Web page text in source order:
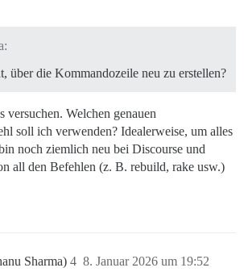
über die Kommandozeile neu zu erstellen?
versuchen. Welchen genauen
soll ich verwenden? Idealerweise, um alles
noch ziemlich neu bei Discourse und
all den Befehlen (z. B. rebuild, rake usw.)
Sharma) 8. Januar 2026 um 19:52
4